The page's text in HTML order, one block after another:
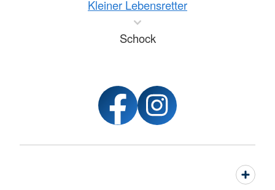
Kleiner Lebensretter
Schock